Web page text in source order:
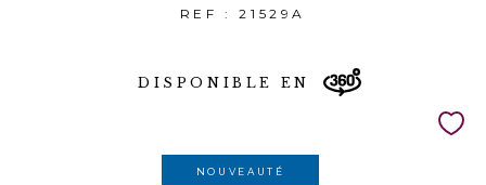
REF : 21529A
DISPONIBLE EN
NOUVEAUTÉ